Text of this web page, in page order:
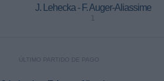
J. Lehecka - F. Auger-Aliassime
1
ÚLTIMO PARTIDO DE PAGO